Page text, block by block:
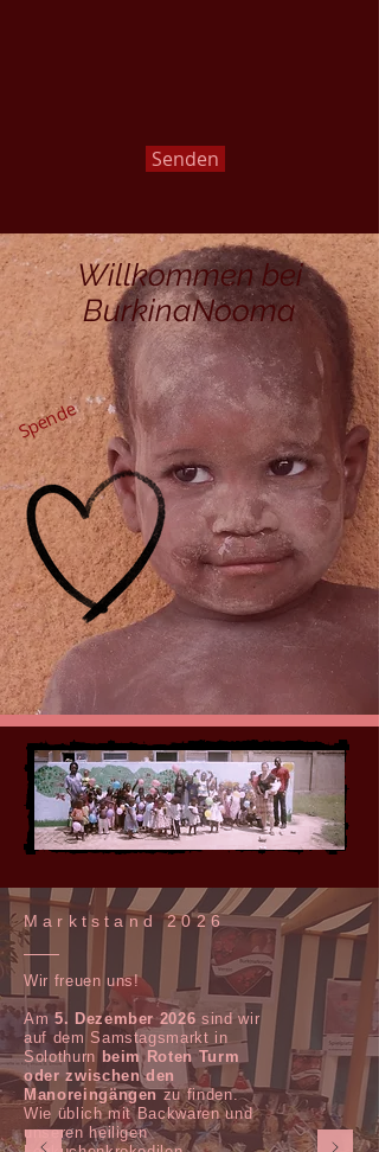
Senden
Willkommen bei
BurkinaNooma
Spende
Marktstand 2026
Wir freuen uns!
Am 5. Dezember 2026 sind wir
auf dem Samstagsmarkt in
Solothurn beim Roten Turm
oder zwischen den
Manoreingängenzu finden.
Wie üblich mit Backwaren und
unseren heiligen